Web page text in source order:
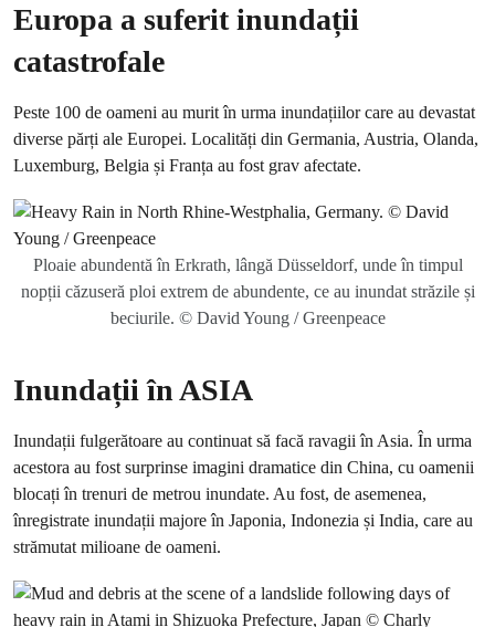
Europa a suferit inundații
catastrofale
Peste 100 de oameni au murit în urma inundațiilor care au devastat
diverse părți ale Europei. Localități din Germania, Austria, Olanda,
Luxemburg, Belgia și Franța au fost grav afectate.
Ploaie abundentă în Erkrath, lângă Düsseldorf, unde în timpul
nopții căzuseră ploi extrem de abundente, ce au inundat străzile și
beciurile. © David Young / Greenpeace
Inundații în ASIA
Inundații fulgerătoare au continuat să facă ravagii în Asia. În urma
acestora au fost surprinse imagini dramatice din China, cu oamenii
blocați în trenuri de metrou inundate. Au fost, de asemenea,
înregistrate inundații majore în Japonia, Indonezia și India, care au
strămutat milioane de oameni.